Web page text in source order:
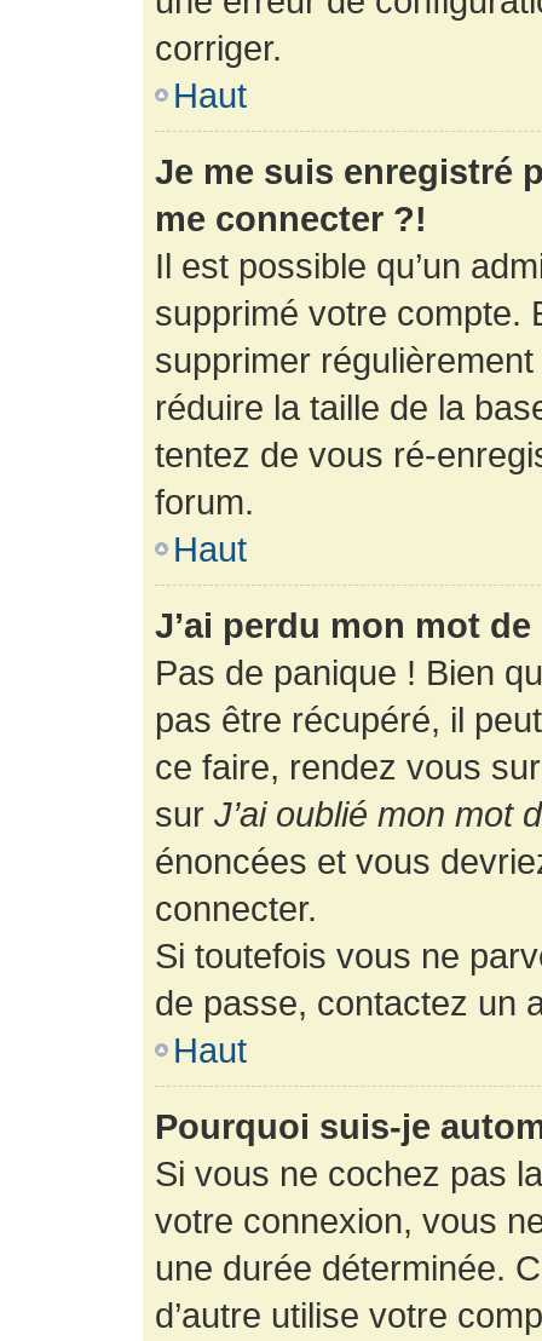
corriger.
Haut
Je me suis enregistré
me connecter ?!
Il est possible qu’un
supprimé votre compte.
supprimer
réduire la taille de la
tentez de vous ré-
forum.
Haut
J’ai perdu mon mot
Pas de panique ! Bien
pas être récupéré, il
ce faire, rendez vous
sur J’ai oublié mon mot
énoncées et vous
connecter.
Si toutefois vous ne
de passe, contactez un
Haut
Pourquoi suis-je
Si vous ne cochez pas
votre connexion, vous
une durée déterminée.
d’autre utilise votre